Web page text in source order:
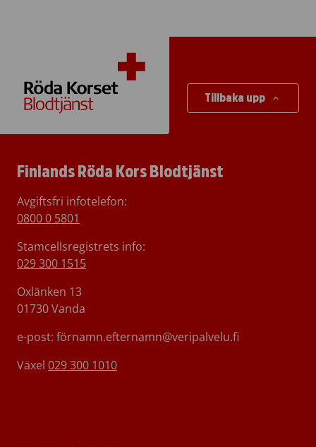
Tillbaka upp
Finlands Röda Kors Blodtjänst
Avgiftsfri infotelefon:
0800 0 5801
Stamcellsregistrets info:
029 300 1515
Oxlänken 13
01730 Vanda
e-post: förnamn.efternamn@veripalvelu.fi
Växel 029 300 1010